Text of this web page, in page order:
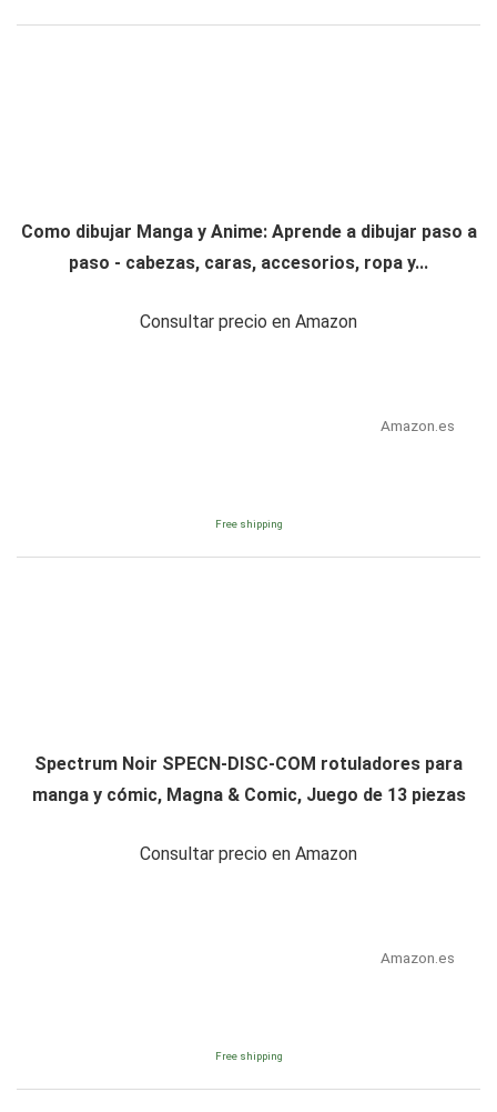
Como dibujar Manga y Anime: Aprende a dibujar paso a
paso - cabezas, caras, accesorios, ropa y...
Consultar precio en Amazon
Amazon.es
Free shipping
Spectrum Noir SPECN-DISC-COM rotuladores para
manga y cómic, Magna & Comic, Juego de 13 piezas
Consultar precio en Amazon
Amazon.es
Free shipping